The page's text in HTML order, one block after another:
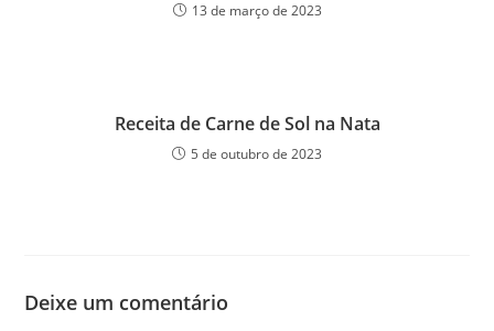
13 de março de 2023
Receita de Carne de Sol na Nata
5 de outubro de 2023
Deixe um comentário